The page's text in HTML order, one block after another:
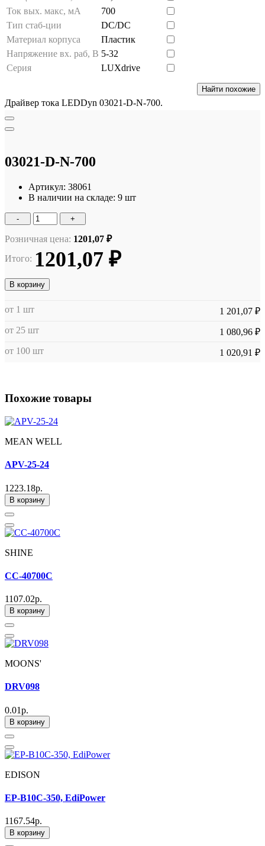
Ток вых. макс, мА
700
Тип стаб-ции
DC/DC
Материал корпуса
Пластик
Напряжение вх. раб, В 5-32
Серия
LUXdrive
Найти похожие
Драйвер тока LEDDyn 03021-D-N-700.
03021-D-N-700
Артикул: 38061
В наличии на складе: 9 шт
- +
Розничная цена: 1201,07 ₽
Итого: 1201,07 ₽
В корзину
от 1 шт
1 201,07 ₽
от 25 шт
1 080,96 ₽
от 100 шт
1 020,91 ₽
Похожие товары
MEAN WELL
APV-25-24
1223.18р.
В корзину
SHINE
CC-40700C
1107.02р.
В корзину
MOONS'
DRV098
0.01р.
В корзину
EDISON
EP-B10C-350, EdiPower
1167.54р.
В корзину